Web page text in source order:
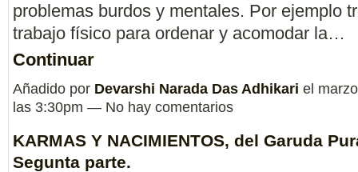
problemas burdos y mentales. Por ejemplo
trabajo físico para ordenar y acomodar la…
Continuar
Añadido por Devarshi Narada Das Adhikari el
las 3:30pm — No hay comentarios
KARMAS Y NACIMIENTOS, del Garuda
Segunta parte.